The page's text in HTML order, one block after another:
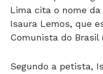
Lima cita o nome
Isaura Lemos, que
Comunista do Brasil
Segundo a petista,